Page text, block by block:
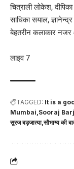
चित्राली लोकेश,
साधिका सयाल,
बेहतरीन कलाकार
लाइव 7
TAGGED: It is a
Mumbai Sooraj
सूरज बड़जात्या सौभाग्य की